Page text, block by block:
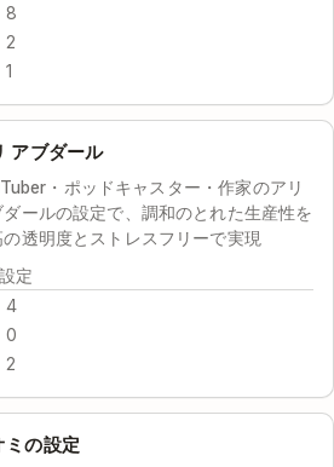
8
2
1
アブダール
・ポッドキャスター・作家のアリ
ダールの設定で、調和のとれた生産性を
の透明度とストレスフリーで実現
設定
4
0
2
ミの設定